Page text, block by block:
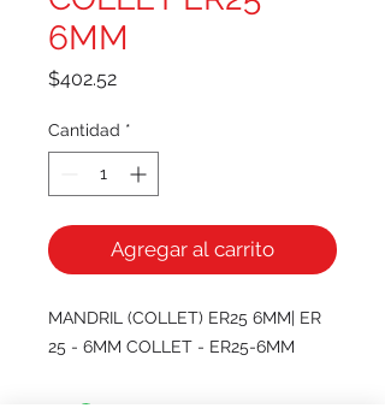
6MM
$402.52Precio
Cantidad *
Agregar al carrito
MANDRIL (COLLET) ER25 6MM| ER
25 - 6MM COLLET - ER25-6MM